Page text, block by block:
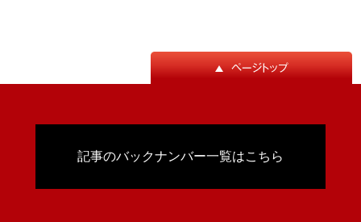
記事のバックナンバー一覧はこちら